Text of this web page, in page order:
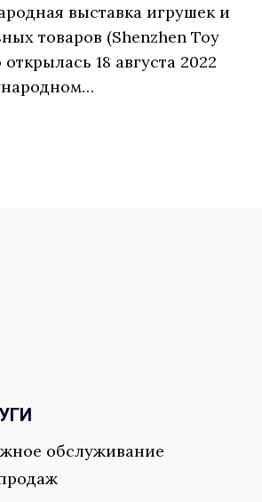
выставка игрушек и
товаров (Shenzhen Toy
18 августа 2022
обслуживание